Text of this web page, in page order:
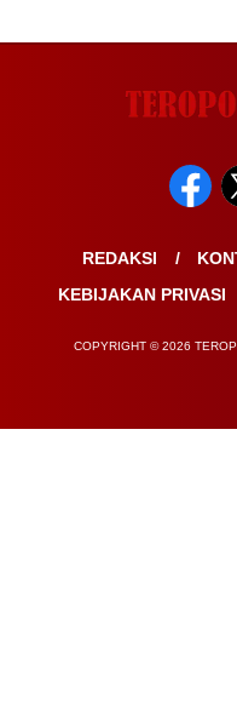
REDAKSI
KEBIJAKAN PRIVASI
COPYRIGHT © 2026